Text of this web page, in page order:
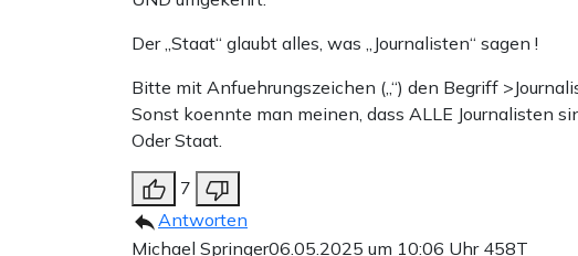
Der „Staat“ glaubt alles, was „Journalisten“ sagen !
Bitte mit Anfuehrungszeichen („“) den Begriff
Sonst koennte man meinen, dass ALLE Journalisten
Oder Staat.
7
Antworten
Michael Springer06.05.2025 um 10:06 Uhr 458T